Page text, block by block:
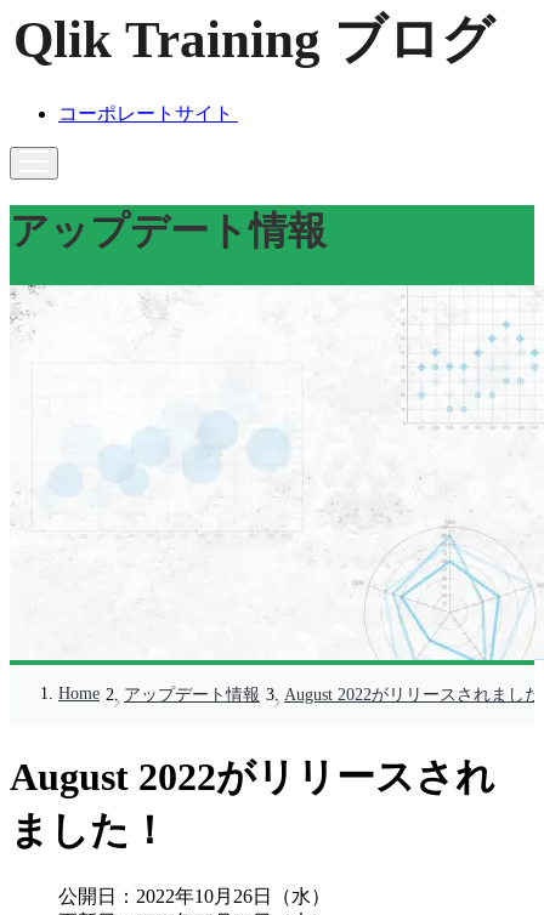
コーポレートサイト
アップデート情報
Home アップデート情報 August 2022がリリースされまし
August 2022がリリースされ
ました！
公開日： 2022年10月26日（水）